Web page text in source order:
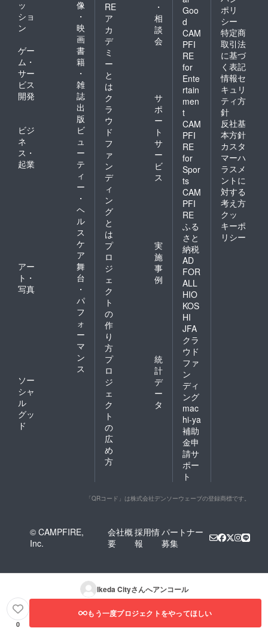
ッ
ショ
ン
像
・
映
画
ゲー
ム・
サー
ビス
開発
書
籍
・
雑
誌
出
版
ビジ
ネ
ス・
起業
ビ
ュ
ー
テ
ィ
ー
・
ヘ
ル
ス
ケ
ア
アー
ト・
写真
舞
台
・
パ
フ
ォ
ー
マ
ン
ス
ソー
シャ
ル
グッ
ド
RE
ア
カ
デ
ミ
ー
と
は
・
相
談
会
ク
ラ
ウ
ド
フ
ァ
ン
デ
ィ
ン
グ
と
は
サ
ポ
ー
ト
サ
ー
ビ
ス
プ
ロ
ジ
ェ
ク
ト
の
作
り
方
実
施
事
例
プ
ロ
ジ
ェ
ク
ト
の
広
め
方
統
計
デ
ー
タ
Goo
d
CAM
PFI
RE
for
Ente
rtain
men
t
CAM
PFI
RE
for
Spor
ts
CAM
PFI
RE
ふる
さと
納税
AD
FOR
ALL
HIO
KOS
HI
JFA
クラ
ウド
ファ
ン
ディ
ング
mac
hi-ya
補助
金申
請サ
ポー
ト
ポリ
シー
特定商
取引法
に基づ
く表記
情報セ
キュリ
ティ方
針
反社基
本方針
カスタ
マーハ
ラスメ
ントに
対する
考え方
クッ
キーポ
リシー
「QRコード」は株式会社デンソーウェーブの登録商標です。
© CAMPFIRE,
Inc.
会社概
要
採用情
報
パートナー
募集
Ikeda Cityさんへアンコール
0
もう一度プロジェクトをやってほしい